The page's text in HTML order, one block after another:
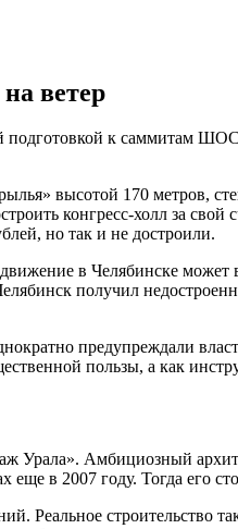
ветер
подготовкой к саммитам
высотой 170 метров,
конгресс-холл за
но так и не достроили.
в Челябинске
получил
предупреждали
пользы, а как
Урала». Амбициозный
в 2007 году. Тогда его
Реальное строительство